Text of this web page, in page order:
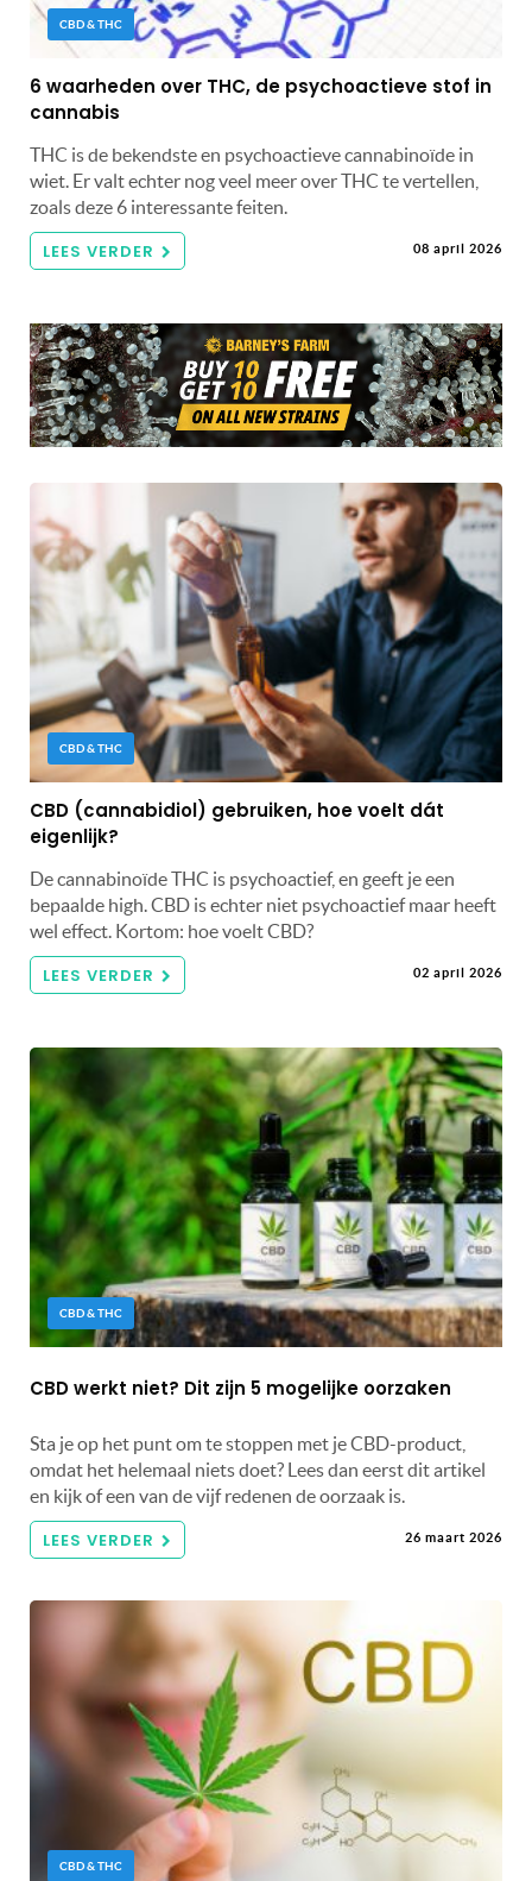
CBD & THC
6 waarheden over THC, de psychoactieve stof in
cannabis
THC is de bekendste en psychoactieve cannabinoïde in
wiet. Er valt echter nog veel meer over THC te vertellen,
zoals deze 6 interessante feiten.
LEES VERDER 08 april 2026
CBD & THC
CBD (cannabidiol) gebruiken, hoe voelt dát
eigenlijk?
De cannabinoïde THC is psychoactief, en geeft je een
bepaalde high. CBD is echter niet psychoactief maar heeft
wel effect. Kortom: hoe voelt CBD?
LEES VERDER 02 april 2026
CBD & THC
CBD werkt niet? Dit zijn 5 mogelijke oorzaken
Sta je op het punt om te stoppen met je CBD-product,
omdat het helemaal niets doet? Lees dan eerst dit artikel
en kijk of een van de vijf redenen de oorzaak is.
LEES VERDER 26 maart 2026
CBD & THC